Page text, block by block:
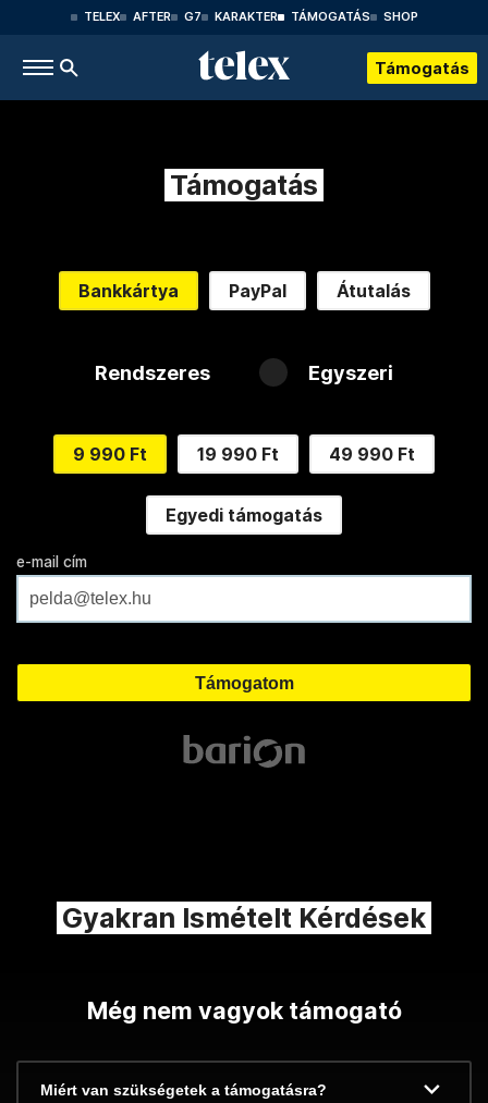
TELEX AFTER G7 KARAKTER TÁMOGATÁS SHOP
Támogatás
Támogatás
Bankkártya PayPal Átutalás
Rendszeres Egyszeri
9 990 Ft 19 990 Ft 49 990 Ft
Egyedi támogatás
e-mail cím
Gyakran Ismételt Kérdések
Még nem vagyok támogató
Miért van szükségetek a támogatásra?